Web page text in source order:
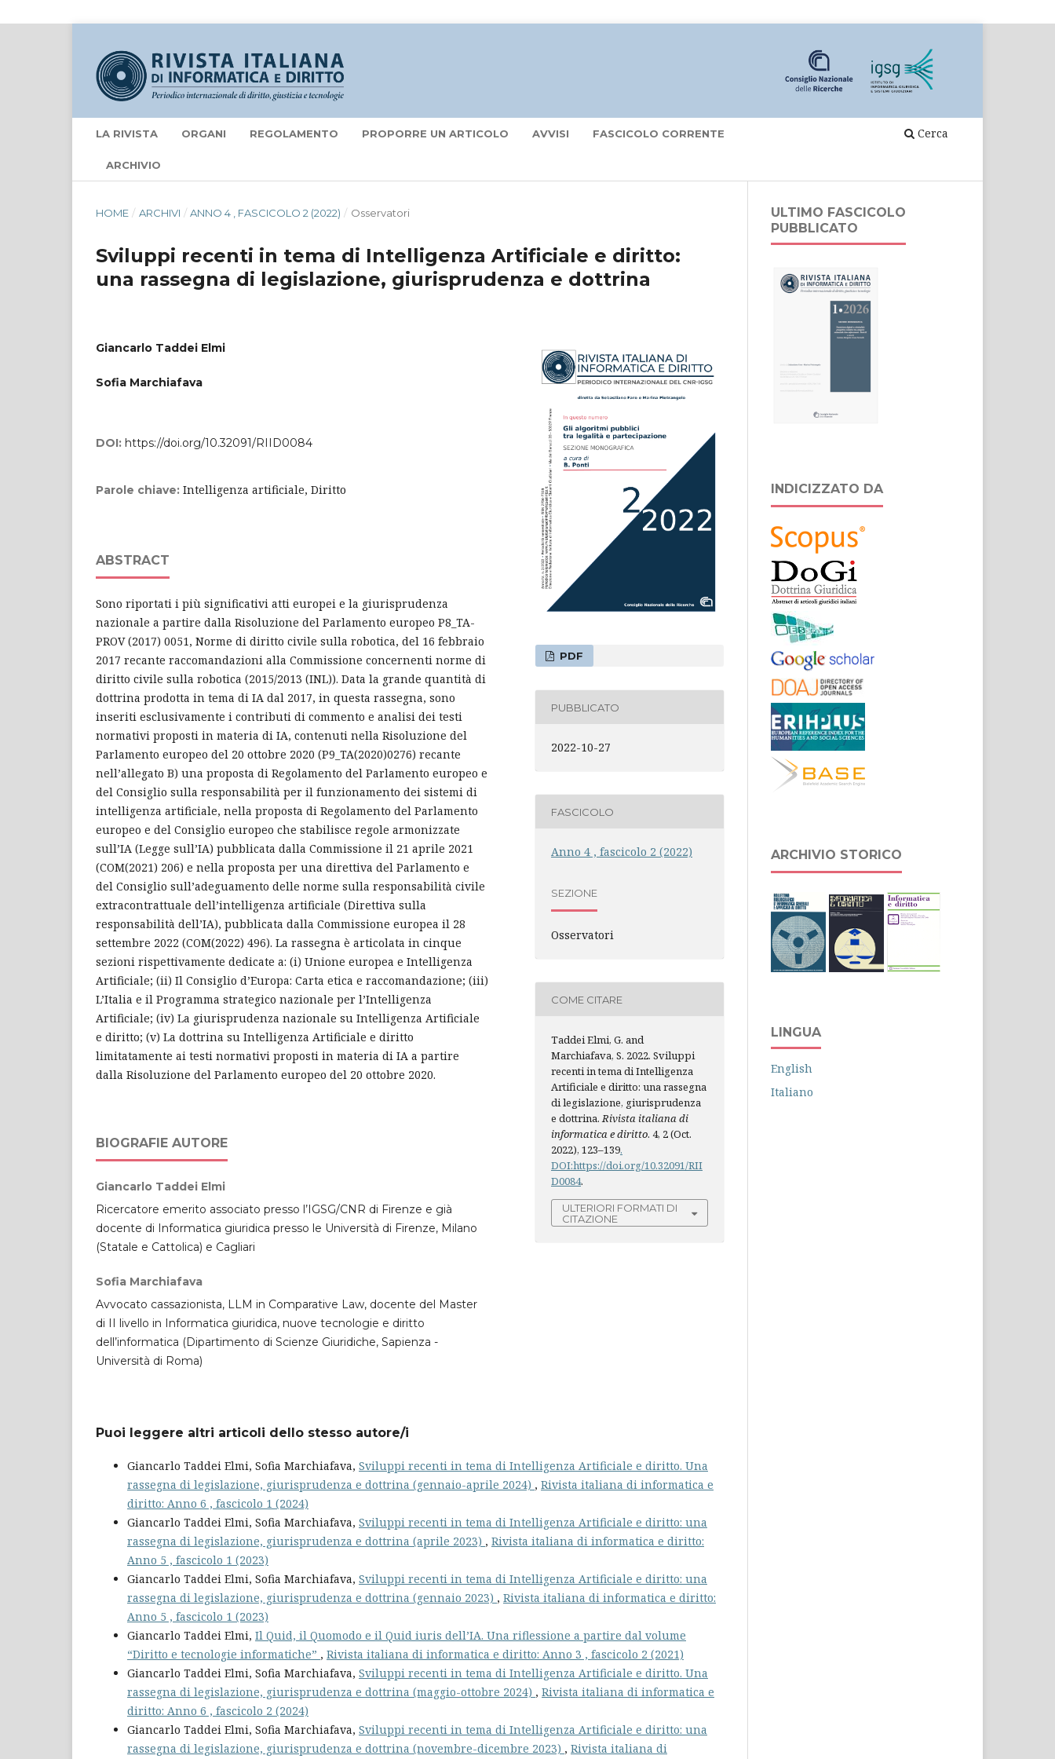
LA RIVISTA ORGANI REGOLAMENTO PROPORRE UN ARTICOLO AVVISI FASCICOLO CORRENTE
ARCHIVIO
Cerca
HOME / ARCHIVI / ANNO 4 , FASCICOLO 2 (2022) / Osservatori
Sviluppi recenti in tema di Intelligenza Artificiale e diritto:
una rassegna di legislazione, giurisprudenza e dottrina
Giancarlo Taddei Elmi
Sofia Marchiafava
DOI: https://doi.org/10.32091/RIID0084
Parole chiave: Intelligenza artificiale, Diritto
ABSTRACT
Sono riportati i più significativi atti europei e la giurisprudenza
nazionale a partire dalla Risoluzione del Parlamento europeo P8_TA-
PROV (2017) 0051, Norme di diritto civile sulla robotica, del 16 febbraio
2017 recante raccomandazioni alla Commissione concernenti norme di
diritto civile sulla robotica (2015/2013 (INL)). Data la grande quantità di
dottrina prodotta in tema di IA dal 2017, in questa rassegna, sono
inseriti esclusivamente i contributi di commento e analisi dei testi
normativi proposti in materia di IA, contenuti nella Risoluzione del
Parlamento europeo del 20 ottobre 2020 (P9_TA(2020)0276) recante
nell’allegato B) una proposta di Regolamento del Parlamento europeo e
del Consiglio sulla responsabilità per il funzionamento dei sistemi di
intelligenza artificiale, nella proposta di Regolamento del Parlamento
europeo e del Consiglio europeo che stabilisce regole armonizzate
sull’IA (Legge sull’IA) pubblicata dalla Commissione il 21 aprile 2021
(COM(2021) 206) e nella proposta per una direttiva del Parlamento e
del Consiglio sull’adeguamento delle norme sulla responsabilità civile
extracontrattuale dell’intelligenza artificiale (Direttiva sulla
responsabilità dell’IA), pubblicata dalla Commissione europea il 28
settembre 2022 (COM(2022) 496). La rassegna è articolata in cinque
sezioni rispettivamente dedicate a: (i) Unione europea e Intelligenza
Artificiale; (ii) Il Consiglio d’Europa: Carta etica e raccomandazione; (iii)
L’Italia e il Programma strategico nazionale per l’Intelligenza
Artificiale; (iv) La giurisprudenza nazionale su Intelligenza Artificiale
e diritto; (v) La dottrina su Intelligenza Artificiale e diritto
limitatamente ai testi normativi proposti in materia di IA a partire
dalla Risoluzione del Parlamento europeo del 20 ottobre 2020.
BIOGRAFIE AUTORE
Giancarlo Taddei Elmi
Ricercatore emerito associato presso l’IGSG/CNR di Firenze e già
docente di Informatica giuridica presso le Università di Firenze, Milano
(Statale e Cattolica) e Cagliari
Sofia Marchiafava
Avvocato cassazionista, LLM in Comparative Law, docente del Master
di II livello in Informatica giuridica, nuove tecnologie e diritto
dell’informatica (Dipartimento di Scienze Giuridiche, Sapienza -
Università di Roma)
PDF
PUBBLICATO
2022-10-27
FASCICOLO
Anno 4 , fascicolo 2 (2022)
SEZIONE
Osservatori
COME CITARE
Taddei Elmi, G. and
Marchiafava, S. 2022. Sviluppi
recenti in tema di Intelligenza
Artificiale e diritto: una rassegna
di legislazione, giurisprudenza
e dottrina.Rivista italiana di
informatica e diritto. 4, 2 (Oct.
2022), 123–139.
DOI:https://doi.org/10.32091/RII
D0084.
ULTERIORI FORMATI DI
CITAZIONE
Puoi leggere altri articoli dello stesso autore/i
Giancarlo Taddei Elmi, Sofia Marchiafava, Sviluppi recenti in tema di Intelligenza Artificiale e diritto. Una
rassegna di legislazione, giurisprudenza e dottrina (gennaio-aprile 2024) , Rivista italiana di informatica e
diritto: Anno 6 , fascicolo 1 (2024)
Giancarlo Taddei Elmi, Sofia Marchiafava, Sviluppi recenti in tema di Intelligenza Artificiale e diritto: una
rassegna di legislazione, giurisprudenza e dottrina (aprile 2023) , Rivista italiana di informatica e diritto:
Anno 5 , fascicolo 1 (2023)
Giancarlo Taddei Elmi, Sofia Marchiafava, Sviluppi recenti in tema di Intelligenza Artificiale e diritto: una
rassegna di legislazione, giurisprudenza e dottrina (gennaio 2023) , Rivista italiana di informatica e diritto:
Anno 5 , fascicolo 1 (2023)
Giancarlo Taddei Elmi, Il Quid, il Quomodo e il Quid iuris dell’IA. Una riflessione a partire dal volume
“Diritto e tecnologie informatiche” , Rivista italiana di informatica e diritto: Anno 3 , fascicolo 2 (2021)
Giancarlo Taddei Elmi, Sofia Marchiafava, Sviluppi recenti in tema di Intelligenza Artificiale e diritto. Una
rassegna di legislazione, giurisprudenza e dottrina (maggio-ottobre 2024) , Rivista italiana di informatica e
diritto: Anno 6 , fascicolo 2 (2024)
Giancarlo Taddei Elmi, Sofia Marchiafava, Sviluppi recenti in tema di Intelligenza Artificiale e diritto: una
rassegna di legislazione, giurisprudenza e dottrina (novembre-dicembre 2023) , Rivista italiana di
ULTIMO FASCICOLO
PUBBLICATO
INDICIZZATO DA
ARCHIVIO STORICO
LINGUA
English
Italiano